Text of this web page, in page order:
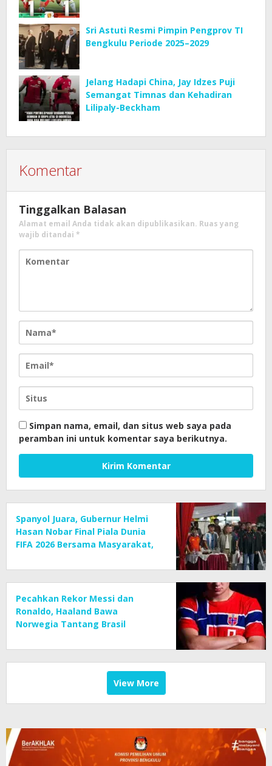
Sri Astuti Resmi Pimpin Pengprov TI
Bengkulu Periode 2025–2029
Jelang Hadapi China, Jay Idzes Puji
Semangat Timnas dan Kehadiran
Lilipaly-Beckham
Komentar
Tinggalkan Balasan
Alamat email Anda tidak akan dipublikasikan. Ruas yang
wajib ditandai *
Simpan nama, email, dan situs web saya pada
peramban ini untuk komentar saya berikutnya.
Spanyol Juara, Gubernur Helmi
Hasan Nobar Final Piala Dunia
FIFA 2026 Bersama Masyarakat,
Dibagikan
Pecahkan Rekor Messi dan
Ronaldo, Haaland Bawa
Norwegia Tantang Brasil
View More